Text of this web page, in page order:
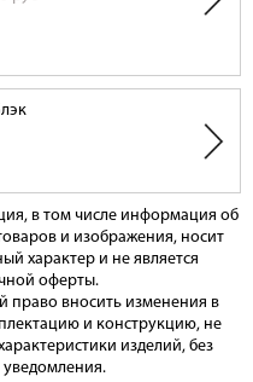
в том числе информация об
и изображения, носит
характер и не является
оферты.
право вносить изменения в
и конструкцию, не
изделий, без
уведомления.